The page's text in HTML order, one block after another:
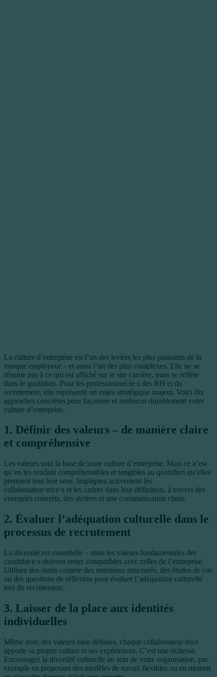
La culture d’entreprise est l’un des leviers les plus puissants de la
marque employeur – et aussi l’un des plus complexes. Elle ne se
résume pas à ce qui est affiché sur le site carrière, mais se reflète
dans le quotidien. Pour les professionnel·le·s des RH et du
recrutement, elle représente un enjeu stratégique majeur. Voici dix
approches concrètes pour façonner et renforcer durablement votre
culture d’entreprise.
1. Définir des valeurs – de manière claire
et compréhensive
Les valeurs sont la base de toute culture d’entreprise. Mais ce n’est
qu’en les rendant compréhensibles et tangibles au quotidien qu’elles
prennent tout leur sens. Impliquez activement les
collaborateur·trice·s et les cadres dans leur définition, à travers des
exemples concrets, des ateliers et une communication claire.
2. Évaluer l’adéquation culturelle dans le
processus de recrutement
La diversité est essentielle – mais les valeurs fondamentales des
candidat·e·s doivent rester compatibles avec celles de l’entreprise.
Utilisez des outils comme des entretiens structurés, des études de cas
ou des questions de réflexion pour évaluer l’adéquation culturelle
lors du recrutement.
3. Laisser de la place aux identités
individuelles
Même avec des valeurs bien définies, chaque collaborateur·trice
apporte sa propre culture et ses expériences. C’est une richesse.
Encouragez la diversité culturelle au sein de votre organisation, par
exemple en proposant des modèles de travail flexibles ou en mettant